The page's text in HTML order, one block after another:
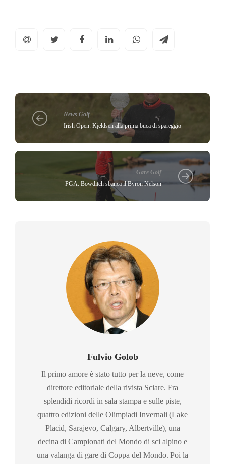
News Golf
Irish Open: Kjeldsen alla prima buca di spareggio
Gare Golf
PGA: Bowditch sbanca il Byron Nelson
Fulvio Golob
Il primo amore è stato tutto per la neve, come
direttore editoriale della rivista Sciare. Fra
splendidi ricordi in sala stampa e sulle piste,
quattro edizioni delle Olimpiadi Invernali (Lake
Placid, Sarajevo, Calgary, Albertville), una
decina di Campionati del Mondo di sci alpino e
una valanga di gare di Coppa del Mondo. Poi la